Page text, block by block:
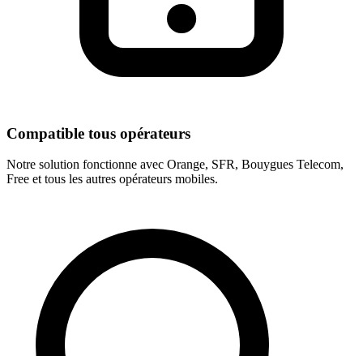
Compatible tous opérateurs
Notre solution fonctionne avec Orange, SFR, Bouygues Telecom,
Free et tous les autres opérateurs mobiles.